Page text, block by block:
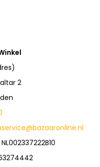
2